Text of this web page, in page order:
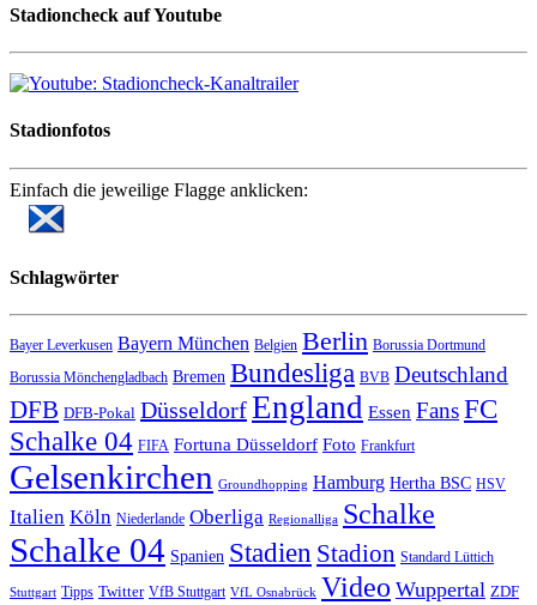
Stadioncheck auf Youtube
Stadionfotos
Einfach die jeweilige Flagge anklicken:
Schlagwörter
Bayer Leverkusen Bayern München Belgien Berlin Borussia Dortmund
Borussia Mönchengladbach Bremen Bundesliga BVB Deutschland
DFB DFB-Pokal DüsseldorfEngland Essen FansFC
Schalke 04 FIFA Fortuna Düsseldorf Foto Frankfurt
Gelsenkirchen Groundhopping Hamburg Hertha BSC HSV
Italien Köln Niederlande Oberliga Regionalliga Schalke
Schalke 04 Spanien Stadien Stadion Standard Lüttich
Stuttgart Tipps Twitter VfB Stuttgart VfL Osnabrück Video Wuppertal ZDF